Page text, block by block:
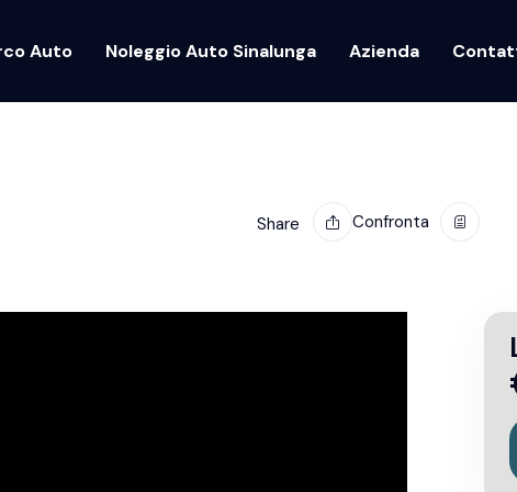
Auto Noleggio Auto Sinalunga Azienda
Share Confronta